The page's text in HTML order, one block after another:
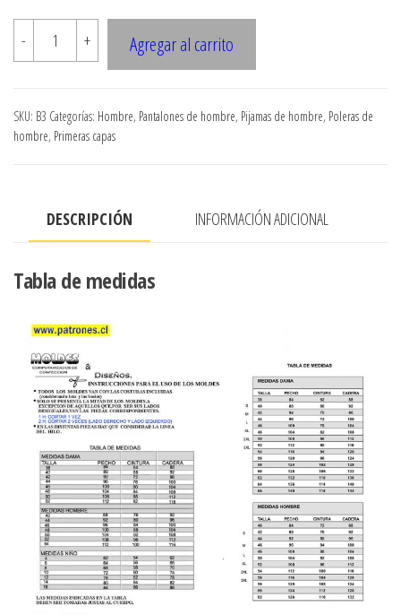
-
PRIMERA
CALZA
Y
+ Agregar al carrito
SKU: B3 Categorías: Hombre, Pantalones de hombre, Pijamas de hombre, Poleras de
hombre, Primeras capas
DESCRIPCIÓN INFORMACIÓN ADICIONAL
Tabla de medidas